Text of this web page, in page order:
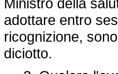
adottare entro
ricognizione,
diciotto.